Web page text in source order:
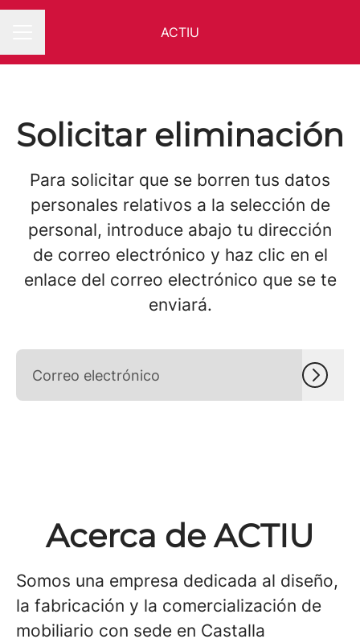
ACTIU
Solicitar eliminación
Para solicitar que se borren tus datos
personales relativos a la selección de
personal, introduce abajo tu dirección
de correo electrónico y haz clic en el
enlace del correo electrónico que se te
enviará.
Acerca de ACTIU
Somos una empresa dedicada al diseño,
la fabricación y la comercialización de
mobiliario con sede en Castalla